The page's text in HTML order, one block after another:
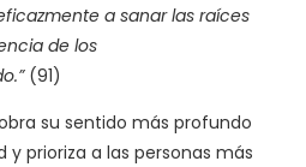
a sanar las raíces
de los
(91)
su sentido más profundo
prioriza a las personas más